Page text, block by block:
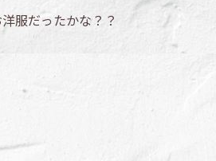
服だったかな？？